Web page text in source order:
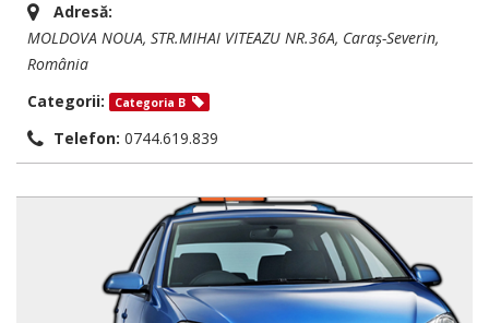
Adresă:
MOLDOVA NOUA, STR.MIHAI VITEAZU NR.36A, Caraș-Severin,
România
Categorii:
Categoria B
Telefon: 0744.619.839